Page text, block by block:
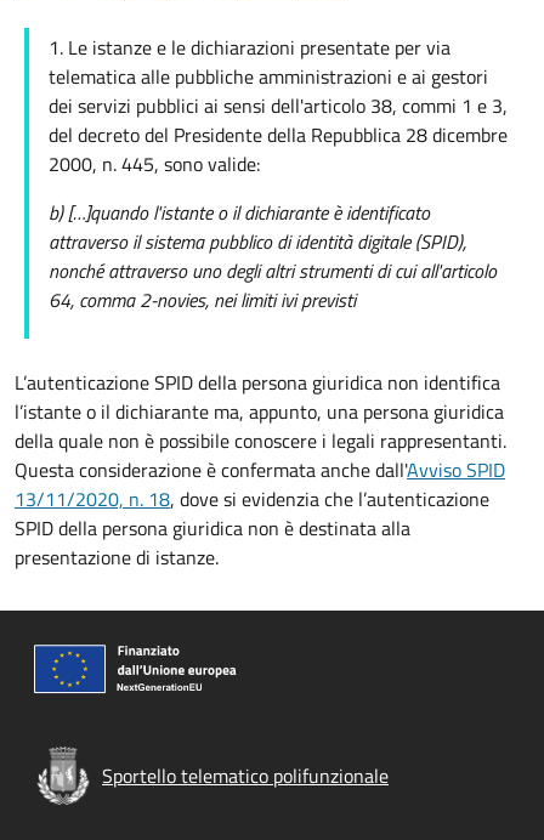
1. Le istanze e le dichiarazioni presentate per via
telematica alle pubbliche amministrazioni e ai gestori
dei servizi pubblici ai sensi dell'articolo 38, commi 1 e 3,
del decreto del Presidente della Repubblica 28 dicembre
2000, n. 445, sono valide:
b) […]quando l'istante o il dichiarante è identificato
attraverso il sistema pubblico di identità digitale (SPID),
nonché attraverso uno degli altri strumenti di cui all'articolo
64, comma 2-novies, nei limiti ivi previsti
L’autenticazione SPID della persona giuridica non identifica
l’istante o il dichiarante ma, appunto, una persona giuridica
della quale non è possibile conoscere i legali rappresentanti.
Questa considerazione è confermata anche dall'Avviso SPID
13/11/2020, n. 18, dove si evidenzia che l’autenticazione
SPID della persona giuridica non è destinata alla
presentazione di istanze.
Sportello telematico polifunzionale